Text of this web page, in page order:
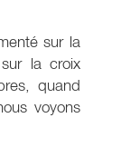
sur la
la croix
quand
voyons